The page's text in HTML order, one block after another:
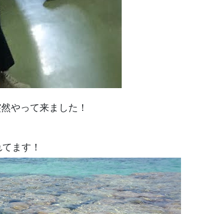
やって来ました！
ます！